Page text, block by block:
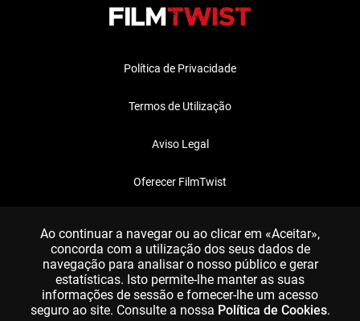
Política de Privacidade
Termos de Utilização
Aviso Legal
Oferecer FilmTwist
Ao continuar a navegar ou ao clicar em «Aceitar»,
concorda com a utilização dos seus dados de
navegação para analisar o nosso público e gerar
estatísticas. Isto permite-lhe manter as suas
informações de sessão e fornecer-lhe um acesso
seguro ao site. Consulte a nossa Política de Cookies.